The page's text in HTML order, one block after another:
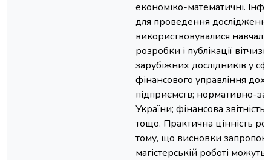
економіко-математичні.
для проведення дослідження
використвовувалися
розробки і публікації
зарубіжних дослідників у
фінансового управління
підприємств; нормативно-
України; фінансова
тощо. Практична цінність
тому, що висновки
магістерській роботі